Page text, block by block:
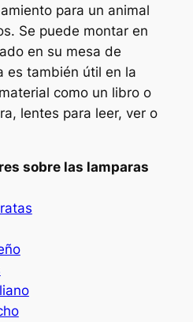
para un animal
Se puede montar en
en su mesa de
es también útil en la
como un libro o
lentes para leer, ver o
sobre las lamparas